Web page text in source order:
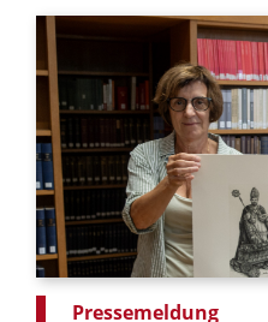
Pressemeldung